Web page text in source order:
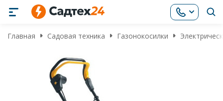
Главная Садовая техника Газонокосилки